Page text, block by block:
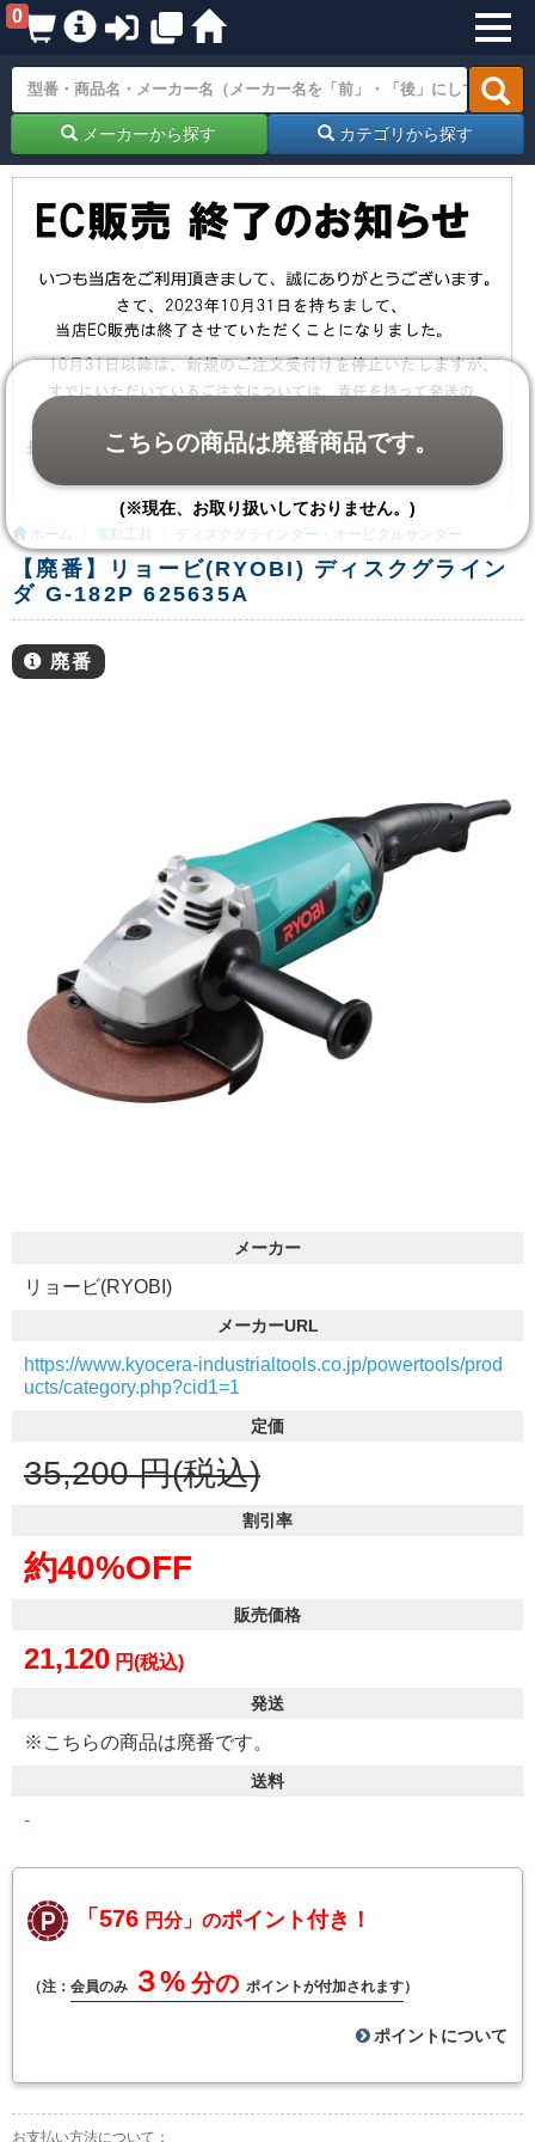
0
メーカーから探す カテゴリから探す
ホーム 電動工具 ディスクグラインダー・オービタルサンダー
【廃番】リョービ(RYOBI) ディスクグライン
ダ G-182P 625635A
廃番
メーカー
リョービ(RYOBI)
メーカーURL
https://www.kyocera-industrialtools.co.jp/powertools/prod
ucts/category.php?cid1=1
定価
35,200 円(税込)
割引率
約40%OFF
販売価格
21,120 円(税込)
発送
※こちらの商品は廃番です。
送料
-
「576 円分」のポイント付き！
（注： 会員のみ ３% 分の ポイントが付加されます）
ポイントについて
お支払い方法について：
こちらの商品は廃番商品です。
(※現在、お取り扱いしておりません。)